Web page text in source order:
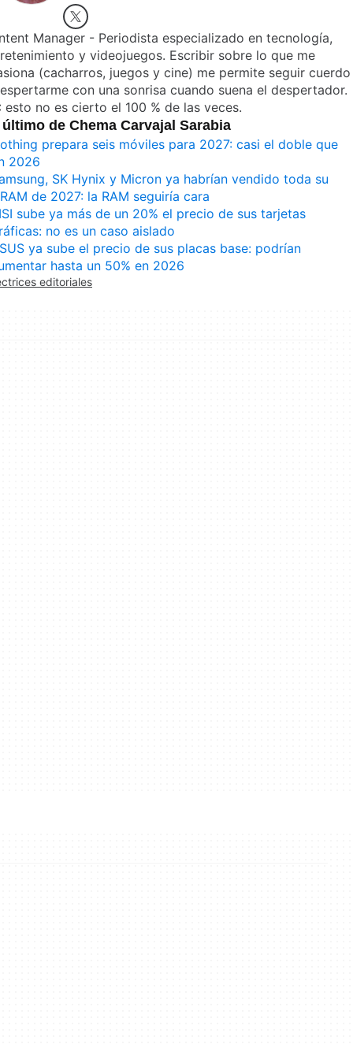
Manager - Periodista especializado en tecnología,
y videojuegos. Escribir sobre lo que me
(cacharros, juegos y cine) me permite seguir cuerdo
con una sonrisa cuando suena el despertador.
esto no es cierto el 100 % de las veces.
de Chema Carvajal Sarabia
prepara seis móviles para 2027: casi el doble que
2026
SK Hynix y Micron ya habrían vendido toda su
de 2027: la RAM seguiría cara
sube ya más de un 20% el precio de sus tarjetas
no es un caso aislado
ya sube el precio de sus placas base: podrían
hasta un 50% en 2026
editoriales